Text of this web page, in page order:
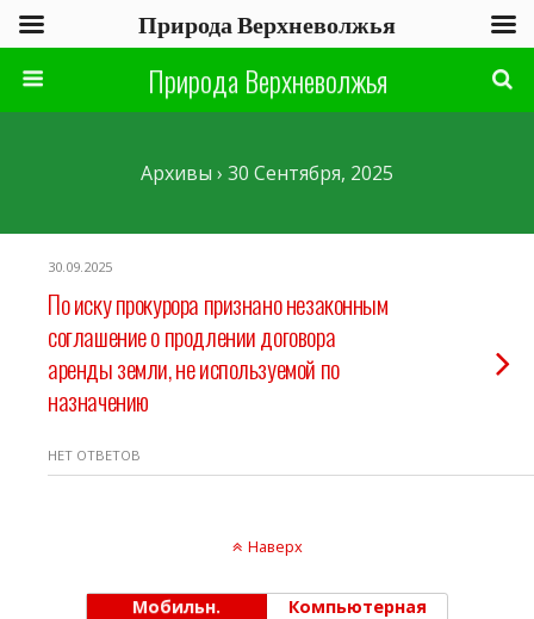
Природа Верхневолжья
Архивы › 30 Сентября, 2025
30.09.2025
По иску прокурора признано незаконным
соглашение о продлении договора
аренды земли, не используемой по
назначению
НЕТ ОТВЕТОВ
Наверх
Мобильн. Компьютерная
Природа Верхневолжья